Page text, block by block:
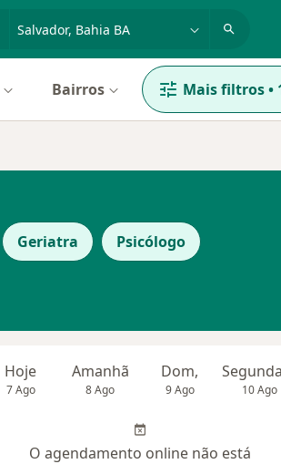
Bairros Mais filtros•
Geriatra Psicólogo
Hoje
7 Ago
Amanhã
8 Ago
Dom,
9 Ago 10 Ago
O agendamento online não está